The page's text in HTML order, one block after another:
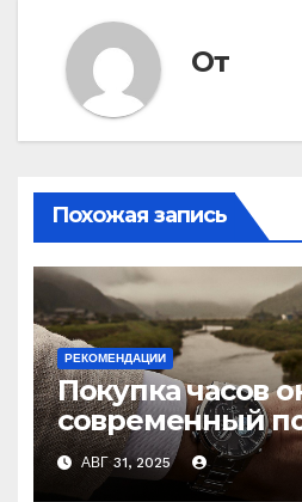
От
Похожая запись
РЕКОМЕНДАЦИИ
Покупка часов
современный
выбору
АВГ 31, 2025